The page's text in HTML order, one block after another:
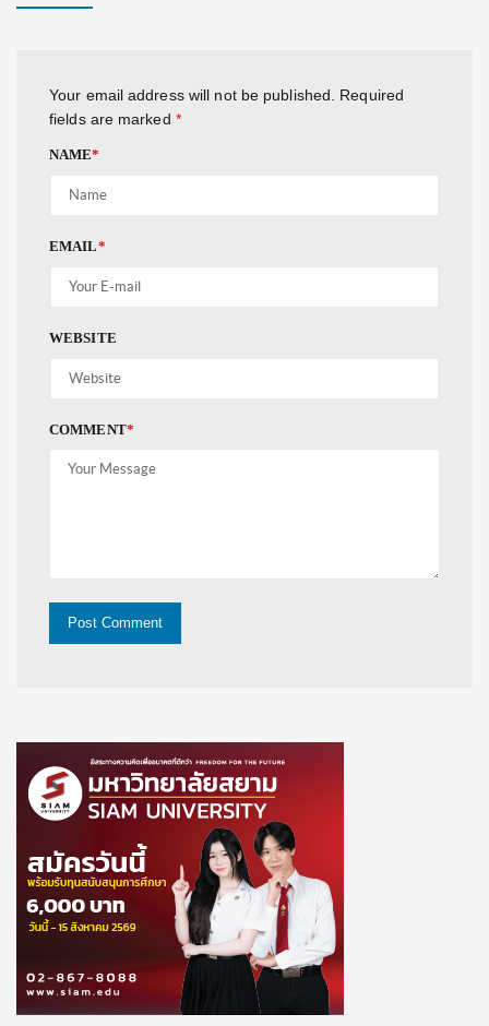
Your email address will not be published.
Required
fields are marked *
NAME*
EMAIL*
WEBSITE
COMMENT*